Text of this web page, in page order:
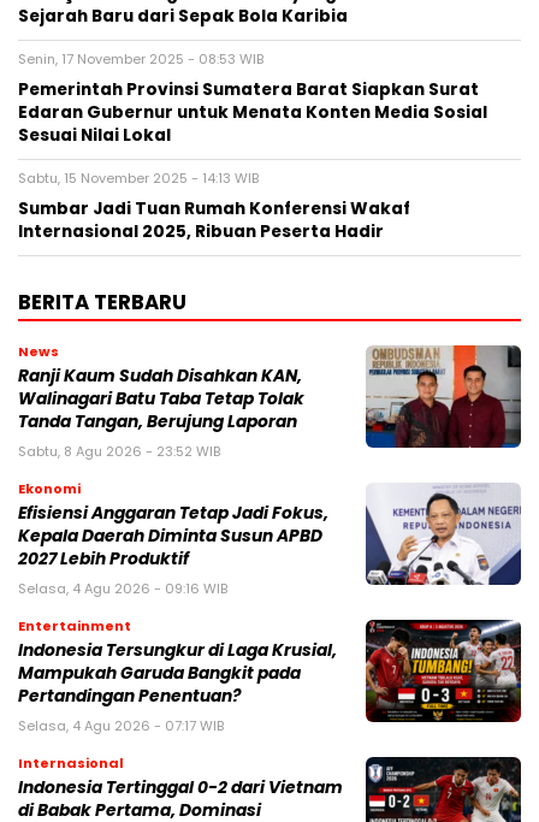
Sejarah Baru dari Sepak Bola Karibia
Senin, 17 November 2025 - 08:53 WIB
Pemerintah Provinsi Sumatera Barat Siapkan Surat
Edaran Gubernur untuk Menata Konten Media Sosial
Sesuai Nilai Lokal
Sabtu, 15 November 2025 - 14:13 WIB
Sumbar Jadi Tuan Rumah Konferensi Wakaf
Internasional 2025, Ribuan Peserta Hadir
BERITA TERBARU
News
Ranji Kaum Sudah Disahkan KAN,
Walinagari Batu Taba Tetap Tolak
Tanda Tangan, Berujung Laporan
Sabtu, 8 Agu 2026 - 23:52 WIB
Ekonomi
Efisiensi Anggaran Tetap Jadi Fokus,
Kepala Daerah Diminta Susun APBD
2027 Lebih Produktif
Selasa, 4 Agu 2026 - 09:16 WIB
Entertainment
Indonesia Tersungkur di Laga Krusial,
Mampukah Garuda Bangkit pada
Pertandingan Penentuan?
Selasa, 4 Agu 2026 - 07:17 WIB
Internasional
Indonesia Tertinggal 0-2 dari Vietnam
di Babak Pertama, Dominasi